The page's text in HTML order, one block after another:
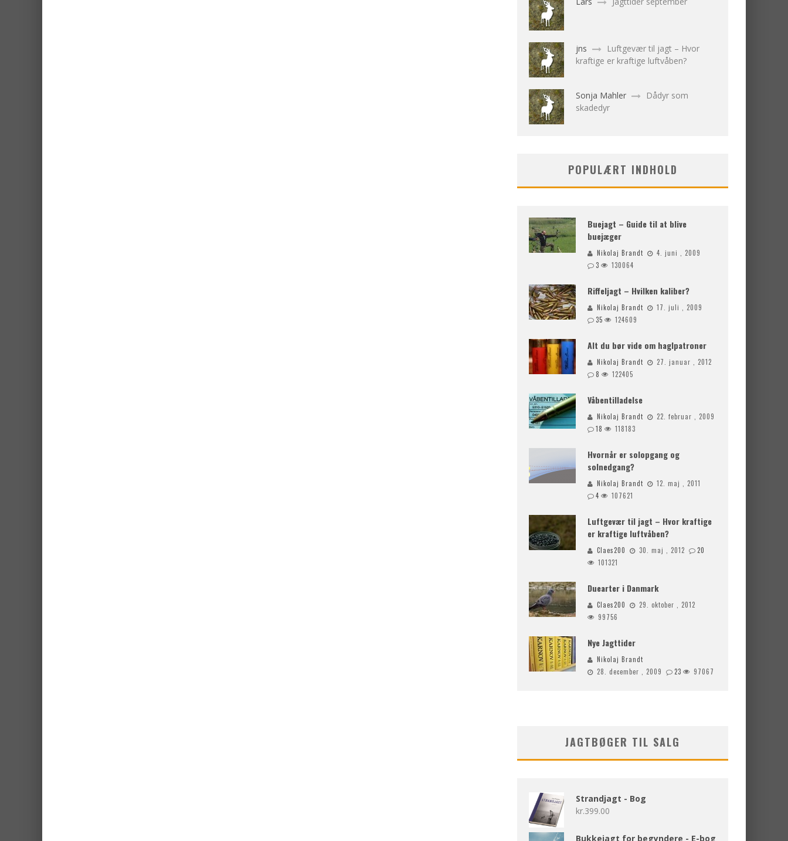
jns
Luftgevær til jagt – Hvor
kraftige er kraftige luftvåben?
Sonja Mahler
Dådyr som
skadedyr
POPULÆRT INDHOLD
Buejagt – Guide til at blive
buejæger
Nikolaj Brandt
4. juni , 2009
3
130064
Riffeljagt – Hvilken kaliber?
Nikolaj Brandt
17. juli , 2009
35
124609
Alt du bør vide om haglpatroner
Nikolaj Brandt
27. januar , 2012
8
122405
Våbentilladelse
Nikolaj Brandt
22. februar , 2009
18
118183
Hvornår er solopgang og
solnedgang?
Nikolaj Brandt
12. maj , 2011
4
107621
Luftgevær til jagt – Hvor kraftige
er kraftige luftvåben?
Claes200 30. maj , 2012
20
101321
Duearter i Danmark
Claes200
29. oktober , 2012
99756
Nye Jagttider
Nikolaj Brandt
28. december , 2009
23 97067
JAGTBØGER TIL SALG
Strandjagt - Bog
kr.399.00
Bukkejagt for begyndere - E-bog